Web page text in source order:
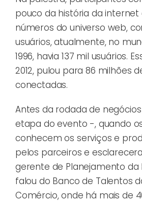
pouco da história da internet
números do universo web,
usuários, atualmente, no
1996, havia 137 mil usuários.
2012, pulou para 86 milhões
conectadas.
Antes da rodada de
etapa do evento -, quando
conhecem os serviços e
pelos parceiros e
gerente de Planejamento da
falou do Banco de Talentos
Comércio, onde há mais de